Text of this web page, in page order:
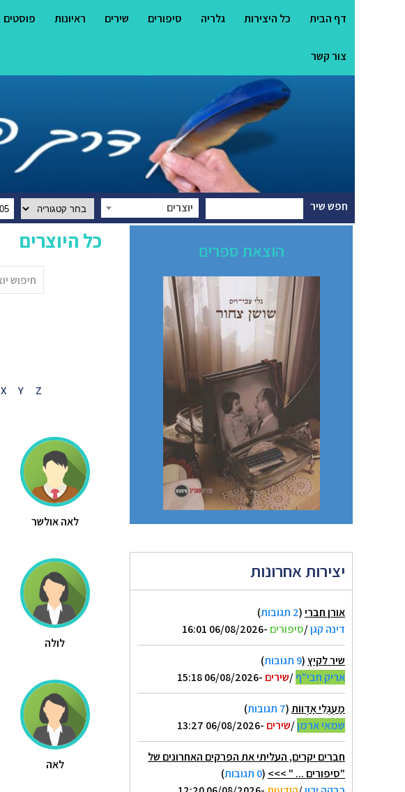
דף הבית כל היצירות גלריה סיפורים שירים ראיונות פוסטים
צור קשר
חפש שיר יוצרים
הוצאת ספרים
יצירות אחרונות
אורן חברי(2 תגובות
)
דינה קגן/סיפורים -06/08/2026 16:01
שיר לקיץ(9 תגובות
)
אריק חבי"ף/שירים -06/08/2026 15:18
מַעְגְּלֵי אַדְווֹת(7 תגובות
)
שמאי ארמן/שירים -06/08/2026 13:27
חברים יקרים, העליתי את הפרקים האחרונים של
"סיפורים ... " >>> (0 תגובות
)
כל היוצרים
X Y
Z
לאה אולשר
לולה
לאה